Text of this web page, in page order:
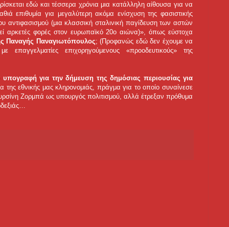
εδώ και τέσσερα χρόνια μια κατάλληλη αίθουσα για να
επιθυμία για μεγαλύτερη ακόμα ενίσχυση της φασιστικής
αντιφασισμού (μια κλασσική σταλινική παγίδευση των αστών
αρκετές φορές στον ευρωπαϊκό 20ο αιώνα)», όπως εύστοχα
Παναγής Παναγιωτόπουλος; (Προφανώς εδώ δεν έχουμε να
επιχορηγούμενους «προοδευτικούς» της
υπογραφή για την δήμευση της δημόσιας περιουσίας για
της εθνικής μας κληρονομιάς, πράγμα για το οποίο συναίνεσε
Ζορμπά ως υπουργός πολιτισμού, αλλά έτρεξαν πρόθυμα